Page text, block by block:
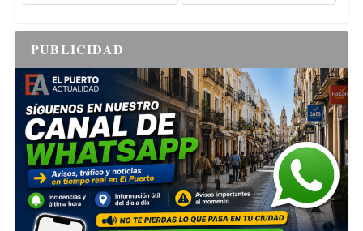
PUBLICIDAD